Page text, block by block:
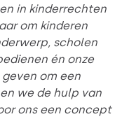
in kinderrechten
om kinderen
scholen
én onze
om een
we de hulp van
ons een concept